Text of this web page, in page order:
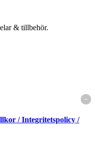
& tillbehör.
/ Integritetspolicy /